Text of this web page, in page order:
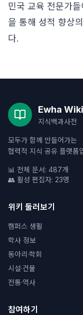
민국 교육 전문가
을 통해 성적 향상
다.
Ewha Wiki
지식백과사전
모두가 함께 만들어가는
협력적 지식 공유 플랫폼
📊 전체 문서: 487개
👥 활성 편집자: 23명
위키 둘러보기
캠퍼스 생활
학사 정보
동아리·학회
시설·건물
전통·역사
참여하기